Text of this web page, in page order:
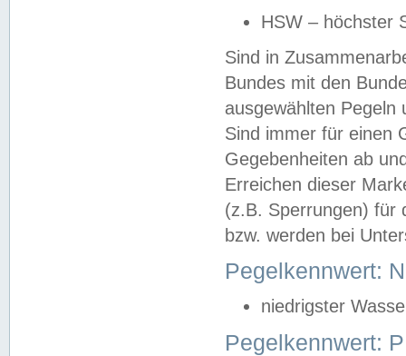
HSW – höchster
Sind in
Bundes mit den
ausgewählten
Sind immer für einen
Gegebenheiten ab
Erreichen dieser
(z.B. Sperrungen) für
bzw. werden bei
Pegelkennwert:
niedrigster
Pegelkennwert: